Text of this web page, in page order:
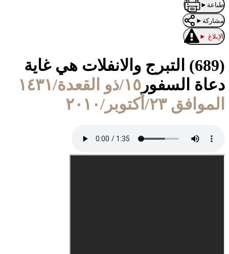
طباعة ►
مشاركة ►
الإبلاغ ►
(689) التبرج والانفلات هي غاية
دعاة السفور
١٥/ذو القعدة/١٤٣١
الموافق ٢٣/أكتوبر/٢٠١٠